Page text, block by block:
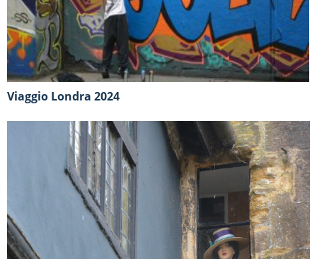
Viaggio Londra 2024